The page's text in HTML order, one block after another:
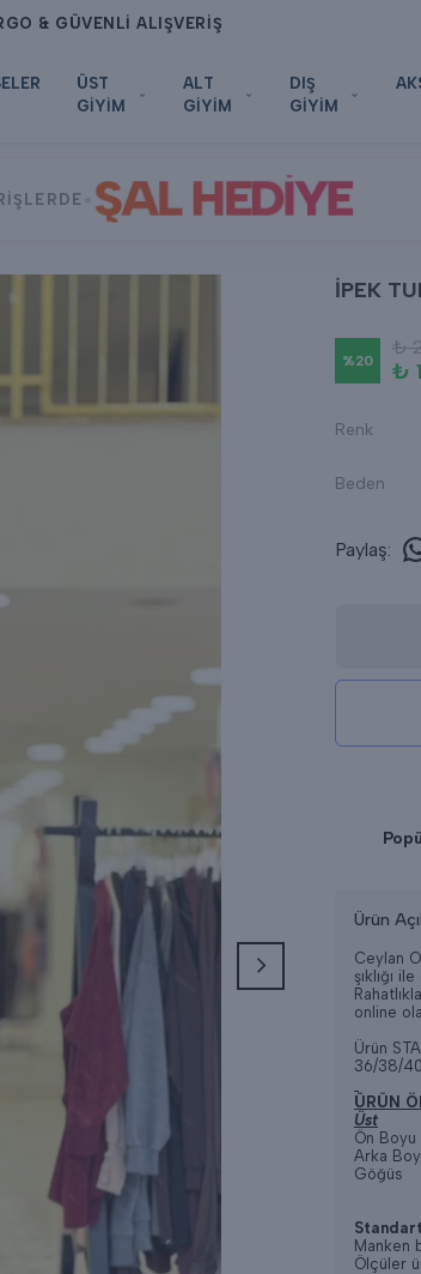
& GÜVENLİ ALIŞVERİŞ
ÜST
GİYİM
ALT
GİYİM
DIŞ
GİYİM
ŞAL HEDİYE
İPEK
%20
₺
₺
Renk
Beden
Paylaş:
Ürün
Ceylan
şıklığı
online
Ürün
36/38/
ÜRÜN
Üst
Ön
Arka
Standart
Manken
Ölçüler